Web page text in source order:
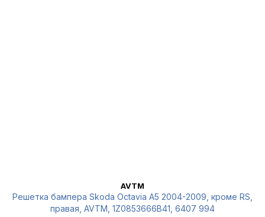
AVTM
Решетка бампера Skoda Octavia A5 2004-2009, кроме RS,
правая, AVTM, 1Z0853666B41, 6407 994